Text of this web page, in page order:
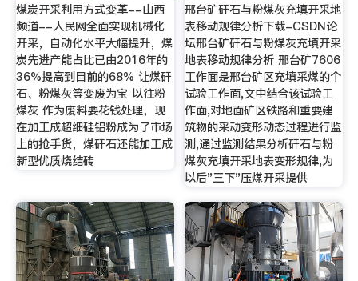
煤炭开采利用方式变革--山西
频道--人民网全面实现机械化
开采，自动化水平大幅提升，煤
炭先进产能占比已由2016年的
36%提高到目前的68% 让煤矸
石、粉煤灰等变废为宝 以往粉
煤灰 作为废料要花钱处理，现
在加工成超细硅铝粉成为了市场
上的抢手货，煤矸石还能加工成
新型优质烧结砖
邢台矿矸石与粉煤灰充填开采地
表移动规律分析下载-CSDN论
坛邢台矿矸石与粉煤灰充填开采
地表移动规律分析 邢台矿7606
工作面是邢台矿区充填采煤的个
试验工作面,文中结合该试验工
作面,对地面矿区铁路和重要建
筑物的采动变形动态过程进行监
测,通过监测结果分析矸石与粉
煤灰充填开采地表变形规律,为
以后"三下"压煤开采提供